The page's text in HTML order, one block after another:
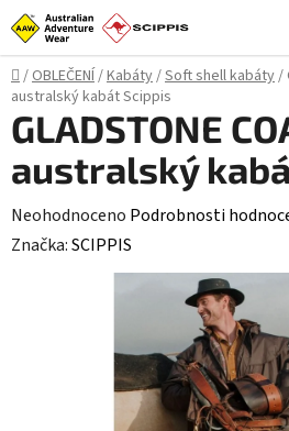
Přejít
na
obsah
Domů
/OBLEČENÍ/Kabáty/Soft shell kabáty/
australský kabát Scippis
GLADSTONE
australský
Průměrné
hodnocení
Neohodnoceno Podrobnosti
Značka:SCIPPIS